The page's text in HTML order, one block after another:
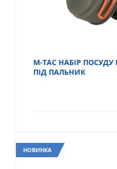
M-TAC НАБІР
ПІД ПАЛЬНИК
НОВИНКА